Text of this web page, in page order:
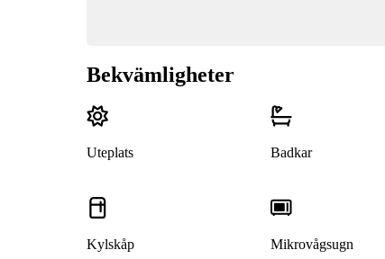
Bekvämligheter
Uteplats Badkar
Kylskåp Mikrovågsugn